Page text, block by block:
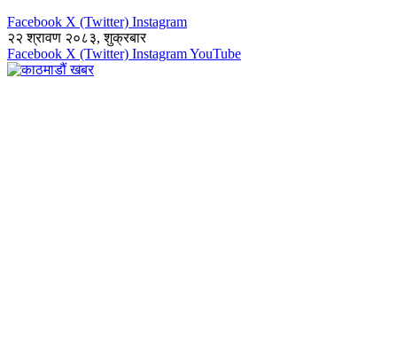
Facebook X (Twitter) Instagram
२२ श्रावण २०८३, शुक्रबार
Facebook X (Twitter) InstagramYouTube